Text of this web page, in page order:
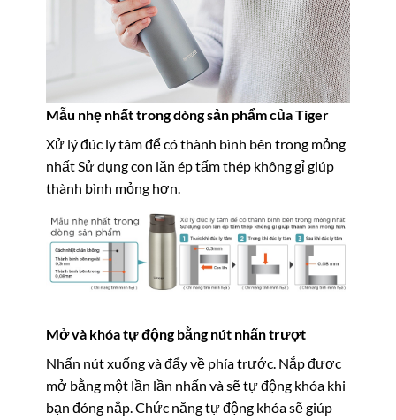
Mẫu nhẹ nhất trong dòng sản phẩm của Tiger
Xử lý đúc ly tâm để có thành bình bên trong mỏng
nhất Sử dụng con lăn ép tấm thép không gỉ giúp
thành bình mỏng hơn.
Mở và khóa tự động bằng nút nhấn trượt
Nhấn nút xuống và đẩy về phía trước. Nắp được
mở bằng một lần lần nhấn và sẽ tự động khóa khi
bạn đóng nắp. Chức năng tự động khóa sẽ giúp